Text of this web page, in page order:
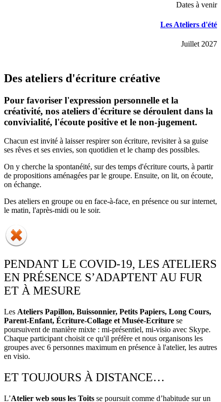
Dates à venir
Les Ateliers d'été
Juillet 2027
Des ateliers d'écriture créative
Pour favoriser l'expression personnelle et la
créativité, nos ateliers d'écriture se déroulent dans la
convivialité, l'écoute positive et le non-jugement.
Chacun est invité à laisser respirer son écriture, revisiter à sa guise
ses rêves et ses envies, son quotidien et le champ des possibles.
On y cherche la spontanéité, sur des temps d'écriture courts, à partir
de propositions aménagées par le groupe. Ensuite, on lit, on écoute,
on échange.
Des ateliers en groupe ou en face-à-face, en présence ou sur internet,
le matin, l'après-midi ou le soir.
PENDANT LE COVID-19, LES ATELIERS
EN PRÉSENCE S’ADAPTENT AU FUR
ET À MESURE
Les Ateliers Papillon, Buissonnier, Petits Papiers, Long Cours,
Parent-Enfant, Écriture-Collage et Musée-Ecriture se
poursuivent de manière mixte : mi-présentiel, mi-visio avec Skype.
Chaque participant choisit ce qu'il préfère et nous organisons les
groupes avec 6 personnes maximum en présence à l'atelier, les autres
en visio.
ET TOUJOURS À DISTANCE…
L’Atelier web sous les Toits se poursuit comme d’habitude sur un